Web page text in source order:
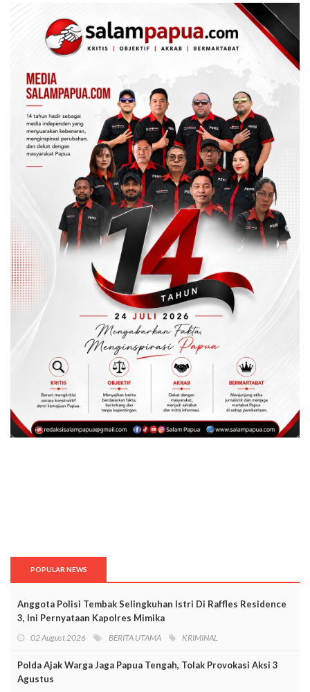
POPULAR NEWS
Anggota Polisi Tembak Selingkuhan Istri Di Raffles Residence
3, Ini Pernyataan Kapolres Mimika
02 August 2026 BERITA UTAMA KRIMINAL
Polda Ajak Warga Jaga Papua Tengah, Tolak Provokasi Aksi 3
Agustus